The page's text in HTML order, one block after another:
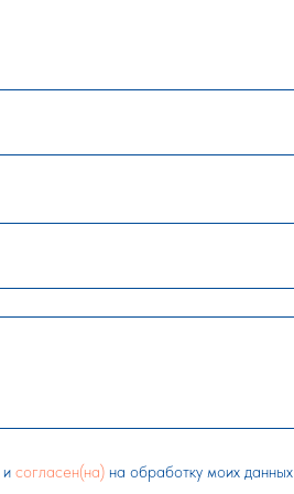
и согласен(на) на обработку моих данных